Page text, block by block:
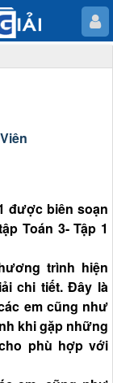
được biên soạn
Toán 3- Tập 1
trình hiện
chi tiết. Đây là
em cũng như
khi gặp những
phù hợp với